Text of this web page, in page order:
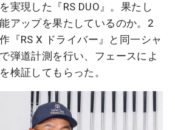
実現した『RS DUO』。果たし
アップを果たしているのか。2
『RS X ドライバー』と同一シャ
弾道計測を行い、フェースによ
検証してもらった。